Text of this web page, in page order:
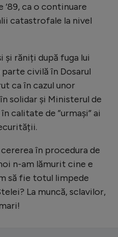
ca o continuare
catastrofale la nivel
și răniți după fuga lui
civilă în Dosarul
ca în cazul unor
solidar și Ministerul de
calitate de ”urmași” ai
în procedura de
n-am lămurit cine e
să fie totul limpede
La muncă, sclavilor,